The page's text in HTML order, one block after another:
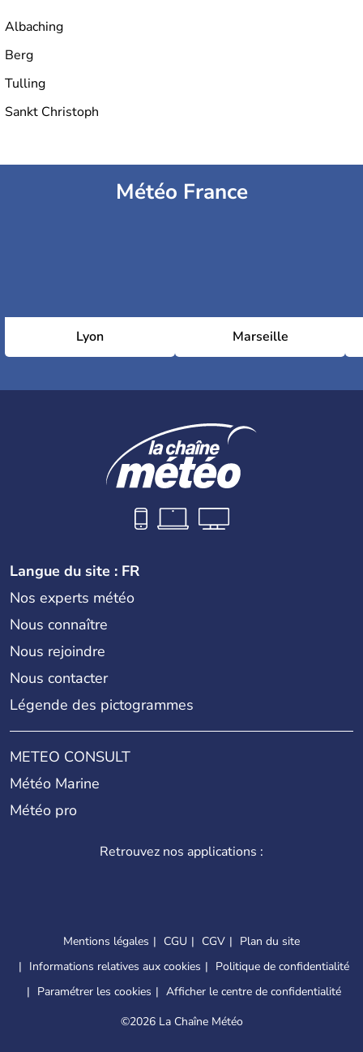
Albaching
Berg
Tulling
Sankt Christoph
Météo France
Lyon Marseille
Langue du site : FR
Nos experts météo
Nous connaître
Nous rejoindre
Nous contacter
Légende des pictogrammes
METEO CONSULT
Météo Marine
Météo pro
Retrouvez nos applications :
Mentions légales CGU CGV
Plan du site
Informations relatives aux cookies
Politique de confidentialité
Paramétrer les cookies
Afficher le centre de confidentialité
©2026 La Chaîne Météo